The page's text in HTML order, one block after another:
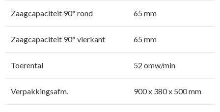
Zaagcapaciteit 90° rond 65 mm
Zaagcapaciteit 90° vierkant 65 mm
Toerental 52 omw/min
Verpakkingsafm. 900 x 380 x 500 mm